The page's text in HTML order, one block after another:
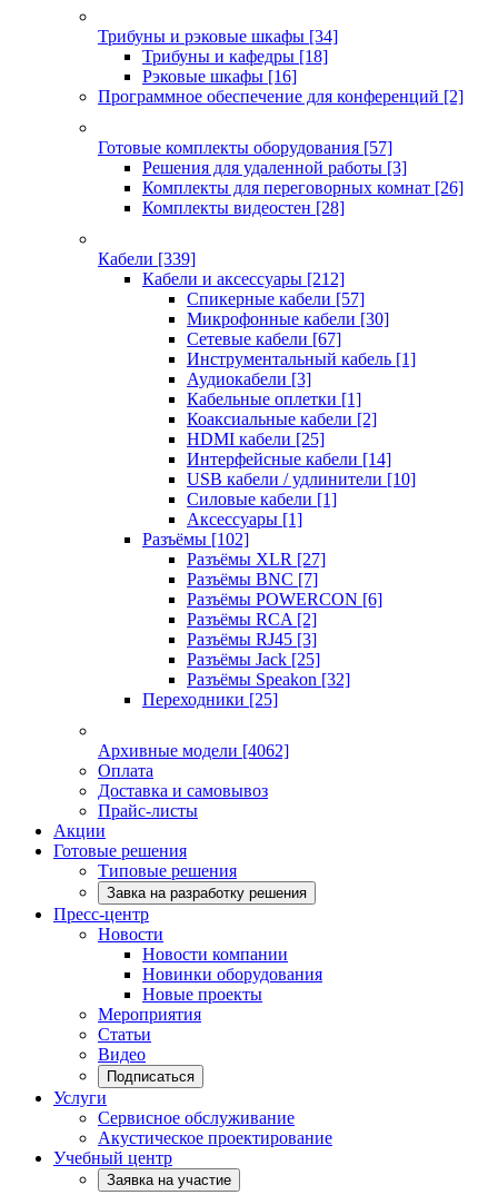
Трибуны и рэковые шкафы [34]
Трибуны и кафедры [18]
Рэковые шкафы [16]
Программное обеспечение для конференций [2]
Готовые комплекты оборудования [57]
Решения для удаленной работы [3]
Комплекты для переговорных комнат [26]
Комплекты видеостен [28]
Кабели [339]
Кабели и аксессуары [212]
Спикерные кабели [57]
Микрофонные кабели [30]
Сетевые кабели [67]
Инструментальный кабель [1]
Аудиокабели [3]
Кабельные оплетки [1]
Коаксиальные кабели [2]
HDMI кабели [25]
Интерфейсные кабели [14]
USB кабели / удлинители [10]
Силовые кабели [1]
Аксессуары [1]
Разъёмы [102]
Разъёмы XLR [27]
Разъёмы BNC [7]
Разъёмы POWERCON [6]
Разъёмы RCA [2]
Разъёмы RJ45 [3]
Разъёмы Jack [25]
Разъёмы Speakon [32]
Переходники [25]
Архивные модели [4062]
Оплата
Доставка и самовывоз
Прайс-листы
Акции
Готовые решения
Типовые решения
Завка на разработку решения
Пресс-центр
Новости
Новости компании
Новинки оборудования
Новые проекты
Мероприятия
Статьи
Видео
Подписаться
Услуги
Сервисное обслуживание
Акустическое проектирование
Учебный центр
Заявка на участие